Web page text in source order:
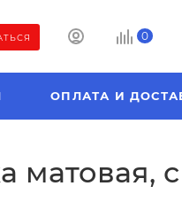
0
ОПЛАТА И
матовая, с